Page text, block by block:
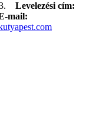
3. Levelezési cím:
mail: